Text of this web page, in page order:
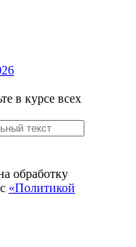
в курсе всех
обработку
«Политикой